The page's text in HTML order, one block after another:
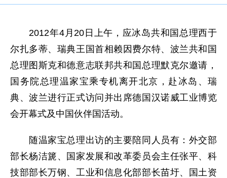
2012年4月20日上午，应冰岛共和国总理西于
尔扎多蒂、瑞典王国首相赖因费尔特、波兰共和国
总理图斯克和德意志联邦共和国总理默克尔邀请，
国务院总理温家宝乘专机离开北京，赴冰岛、瑞
典、波兰进行正式访问并出席德国汉诺威工业博览
会开幕式及中国伙伴国活动。
随温家宝总理出访的主要陪同人员有：外交部
部长杨洁篪、国家发展和改革委员会主任张平、科
技部部长万钢、工业和信息化部部长苗圩、国土资